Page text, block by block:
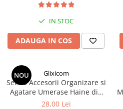
IN STOC
ADAUGA IN COS
NOU Glixicom
Set 10 Accesorii Organizare si
Agatare Umerase Haine din
28,00 Lei